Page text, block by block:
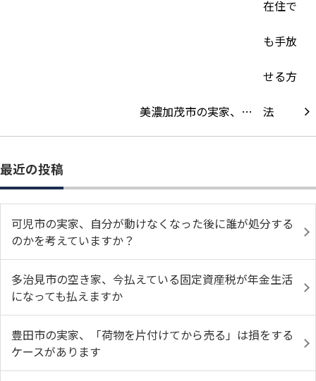
美濃加茂市の実家、…
最近の投稿
可児市の実家、自分が動けなくなった後に誰が処分する
のかを考えていますか？
多治見市の空き家、今払えている固定資産税が年金生活
になっても払えますか
豊田市の実家、「荷物を片付けてから売る」は損をする
ケースがあります